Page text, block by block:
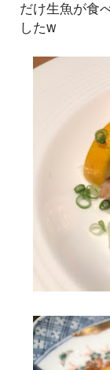
だけ生魚が食
したw